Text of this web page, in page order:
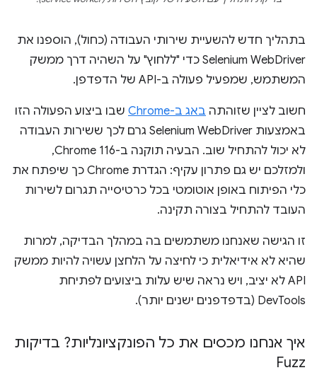
בתהליך חדש להשעיית שירותי העבודה (כחול), הוספנו את
Selenium WebDriver כדי "ללחוץ" על השהיה דרך ממשק
המשתמש, שמפעיל פעולה ב-API של הדפדפן.
חשוב לציין שזוהתה באג ב-Chrome
שבו ביצוע הפעולה הזו
באמצעות Selenium WebDriver גרם לכך ששירות העבודה
לא יכול להתחיל שוב. הבעיה תוקנה ב-Chrome 116,
ולמזלכם יש גם פתרון עקיף: הגדרת Chrome כך שיפתח את
כלי הפיתוח באופן אוטומטי בכל כרטיסייה תגרום לשירות
העובד להתחיל בצורה תקינה.
זו הגישה שאנחנו משתמשים בה במהלך הבדיקה, למרות
שהיא לא אידיאלית כי לחיצה על הלחצן עשויה להיות ממשק
API לא יציב, ויש נראה שיש עלות ביצועים לפתיחת
DevTools (בדפדפנים ישנים יותר).
איך אנחנו מכסים את כל הפונקציונליות? בדיקות
Fuzz